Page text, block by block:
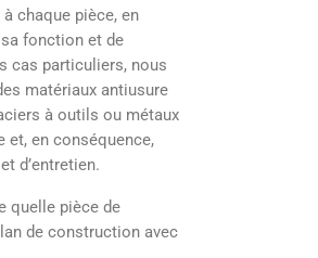
chaque pièce, en
fonction et de
cas particuliers, nous
matériaux antiusure
à outils ou métaux
et, en conséquence,
d’entretien.
quelle pièce de
de construction avec